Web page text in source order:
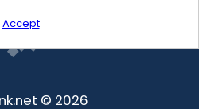
Accept
© 2026